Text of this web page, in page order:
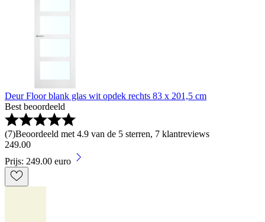
Deur Floor blank glas wit opdek rechts 83 x 201,5 cm
Best beoordeeld
(7)Beoordeeld met 4.9 van de 5 sterren, 7 klantreviews
249.00
Prijs: 249.00 euro